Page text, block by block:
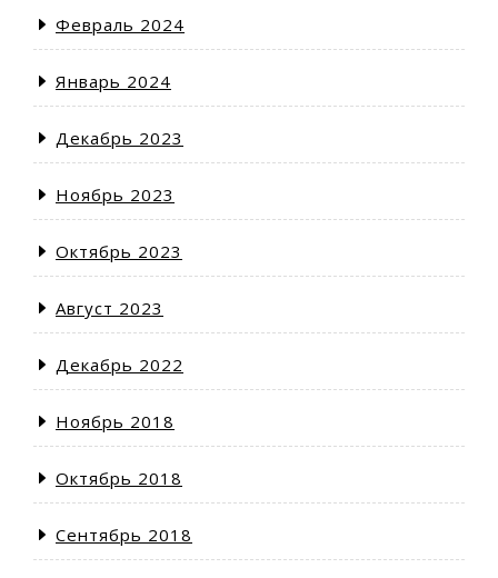
Февраль 2024
Январь 2024
Декабрь 2023
Ноябрь 2023
Октябрь 2023
Август 2023
Декабрь 2022
Ноябрь 2018
Октябрь 2018
Сентябрь 2018